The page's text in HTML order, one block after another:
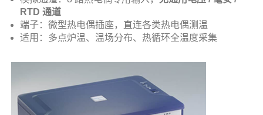
RTD 通道
端子：微型热电偶插座，直连各类热电偶测温
适用：多点炉温、温场分布、热循环全温度采集